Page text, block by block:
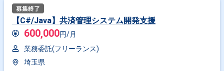
【C#/Java】共済管理システム開発支援
600,000円/月
業務委託(フリーランス)
埼玉県